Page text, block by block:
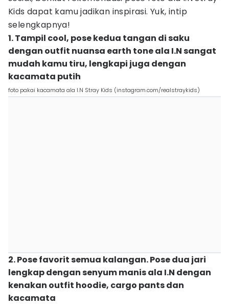
Kids dapat kamu jadikan inspirasi. Yuk, intip
selengkapnya!
1. Tampil cool, pose kedua tangan di saku
dengan outfit nuansa earth tone ala I.N sangat
mudah kamu tiru, lengkapi juga dengan
kacamata putih
foto pakai kacamata ala I.N Stray Kids (instagram.com/realstraykids)
2. Pose favorit semua kalangan. Pose dua jari
lengkap dengan senyum manis ala I.N dengan
kenakan outfit hoodie, cargo pants dan
kacamata